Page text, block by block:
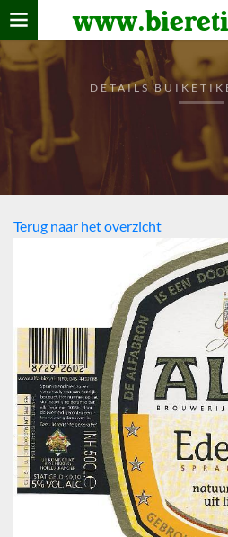
Home
verzamelen
De bierkaart
Bezoekers
DETAILS
Terug naar het overzicht